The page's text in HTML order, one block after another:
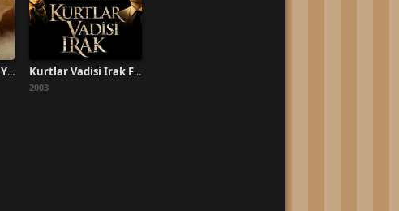
Timur: Bir Fatih’in Yükselişi Full HD Kurtlar Vadisi Irak Filmi İzle
2003